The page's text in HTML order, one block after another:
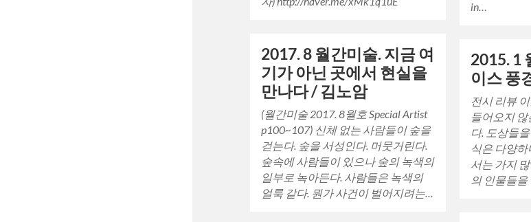
in…
2017. 8 월간미술. 지금 여
기가 아닌 곳에서 현실을
만나다 / 김노암
(월간미술 2017. 8월호 Special Artist
p100~107) 신체 없는 사람들이 숲을
걷는다. 숲을 서성인다. 머뭇거린다.
숲속에 사람들이 있으나 숲의 녹색의
일부로 녹아든다. 사람들은 녹색의
얼룩 같다. 뭔가 사건이 벌어지려는…
2015. 1
이스 풍
전시 리뷰
들어오지
다. 도상들
식은 다양
서는 가지
의 인물들